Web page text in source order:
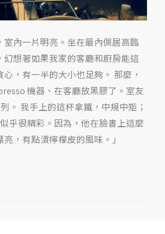
室內一片明亮。坐在最內側居高臨
想著如果我家的客廳和廚房能這
，有一半的大小也足夠。 那麼，
機器、在客廳放黑膠了。室友
。 我手上的這杯拿鐵，中規中矩；
乎很精彩。因為，他在臉書上這麼
，有點漬檸檬皮的風味。」